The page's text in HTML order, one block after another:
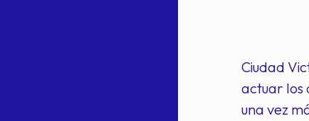
Ciudad
actuar los
una vez